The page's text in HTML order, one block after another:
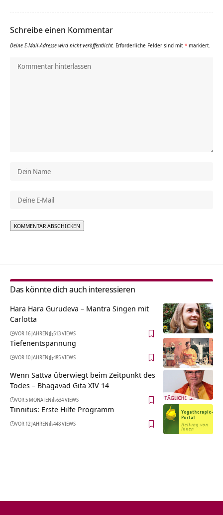
Schreibe einen Kommentar
Deine E-Mail-Adresse wird nicht veröffentlicht. Erforderliche Felder sind mit * markiert.
Das könnte dich auch interessieren
Hara Hara Gurudeva – Mantra Singen mit
Carlotta
VOR 16 JAHREN 513 VIEWS
Tiefenentspannung
VOR 10 JAHREN 485 VIEWS
Wenn Sattva überwiegt beim Zeitpunkt des
Todes – Bhagavad Gita XIV 14
VOR 5 MONATEN 634 VIEWS
Tinnitus: Erste Hilfe Programm
VOR 12 JAHREN 448 VIEWS